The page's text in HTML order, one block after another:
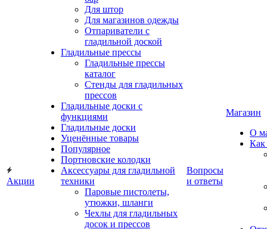
Акции
Для штор
Для магазинов одежды
Отпариватели с
гладильной доской
Гладильные прессы
Гладильные прессы
каталог
Стенды для гладильных
прессов
Гладильные доски с
функциями
Гладильные доски
Уценённые товары
Популярное
Портновские колодки
Аксессуары для гладильной
техники
Паровые пистолеты,
утюжки, шланги
Чехлы для гладильных
досок и прессов
Вопросы
и ответы
Магазин
О
Как